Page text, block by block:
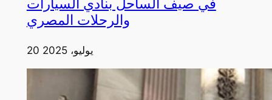
في صيف الساحل بنادي السيارات
والرحلات المصري
20 يوليو، 2025